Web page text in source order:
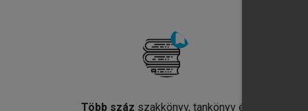
Több száz szakkönyv, tankönyv és